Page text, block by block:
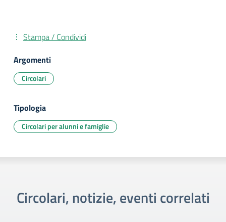
Stampa / Condividi
Argomenti
Circolari
Tipologia
Circolari per alunni e famiglie
Circolari, notizie, eventi correlati